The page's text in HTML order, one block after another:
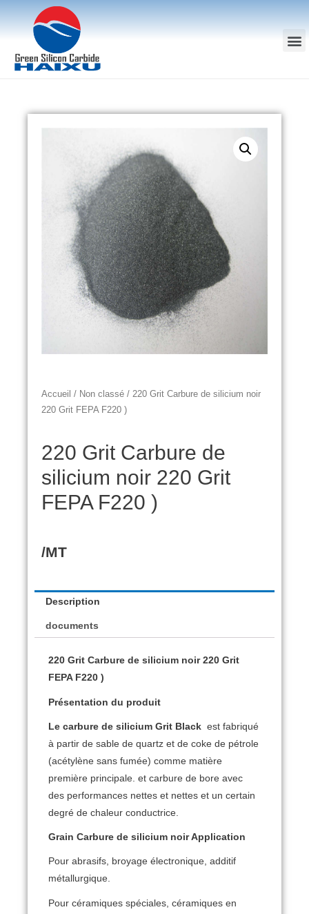
Accueil / Non classé / 220 Grit Carbure de silicium noir
220 Grit FEPA F220 )
220 Grit Carbure de
silicium noir 220 Grit
FEPA F220 )
/MT
Description
documents
220 Grit Carbure de silicium noir 220 Grit
FEPA F220 )
Présentation du produit
Le carbure de silicium Grit Black est fabriqué
à partir de sable de quartz et de coke de pétrole
(acétylène sans fumée) comme matière
première principale. et carbure de bore avec
des performances nettes et nettes et un certain
degré de chaleur conductrice.
Grain Carbure de silicium noir Application
Pour abrasifs, broyage électronique, additif
métallurgique.
Pour céramiques spéciales, céramiques en